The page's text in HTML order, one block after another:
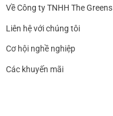
Về Công ty TNHH The Greens
Liên hệ với chúng tôi
Cơ hội nghề nghiệp
Các khuyến mãi